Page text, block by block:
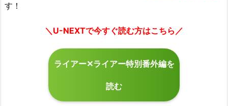
す！
＼U-NEXTで今すぐ読む方はこちら／
ライアー✕ライアー特別番外編を
読む